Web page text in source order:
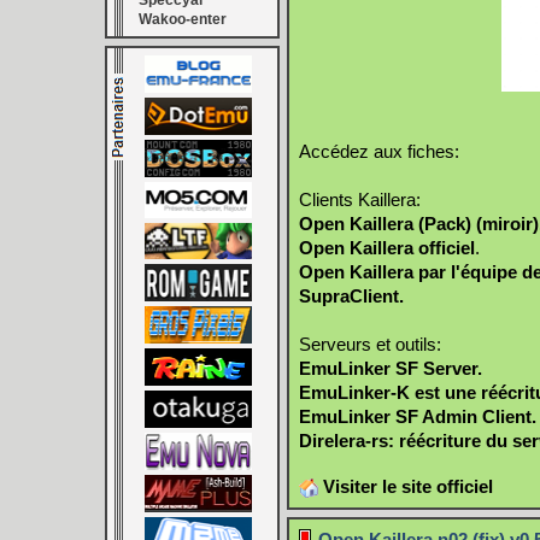
Wakoo-enter
Accédez aux fiches:
Clients Kaillera:
Open Kaillera (Pack) (miroir)
Open Kaillera officiel.
Open Kaillera par l'équipe
SupraClient.
Serveurs et outils:
EmuLinker SF Server.
EmuLinker-K est une
EmuLinker SF Admin Client.
Direlera-rs: réécriture du
Visiter le site officiel